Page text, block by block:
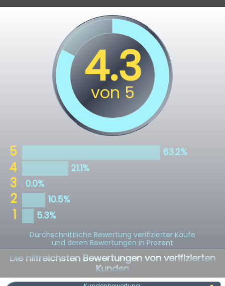
Durchschnittliche Bewertung verifizierter Käufe
und deren Bewertungen in Prozent
Die hilfreichsten Bewertungen von verifizierten
Kunden